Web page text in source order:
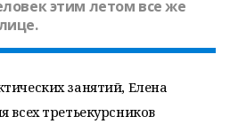
этим летом все же
занятий, Елена
всех третьекурсников